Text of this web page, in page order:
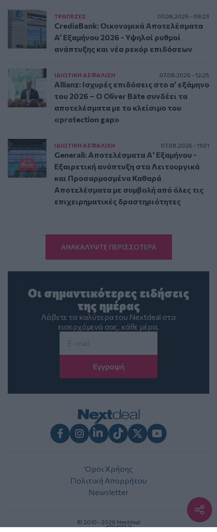
ΤΡAΠΕΖΕΣ 07.08.2026 - 09:23
CrediaBank: Οικονομικά Αποτελέσματα
A’ Εξαμήνου 2026 - Υψηλοί ρυθμοί
ανάπτυξης και νέα ρεκόρ επιδόσεων
ΙΔΙΩΤΙΚΗ ΑΣΦAΛΙΣΗ 07.08.2026 - 12:25
Allianz: Ισχυρές επιδόσεις στο α’ εξάμηνο
του 2026 – Ο Oliver Bäte συνδέει τα
αποτελέσματα με το κλείσιμο του
«protection gap»
ΙΔΙΩΤΙΚΗ ΑΣΦAΛΙΣΗ 07.08.2026 - 11:01
Generali: Αποτελέσματα Α' Εξαμήνου -
Εξαιρετική ανάπτυξη στα Λειτουργικά
και Προσαρμοσμένα Καθαρά
Αποτελέσματα με συμβολή από όλες τις
επιχειρηματικές δραστηριότητες
ΑΝΑΚΑΛΥΨΤΕ ΠΕΡΙΣΣΟΤΕΡΑ
Οι σημαντικότερες ειδήσεις
της ημέρας
Λάβετε τα καλύτερα του Nextdeal στα
εισερχόμενά σας, κάθε μέρα.
Όροι Χρήσης
Πολιτική Απορρήτου
Newsletter
© 2010 - 2026 Nextdeal